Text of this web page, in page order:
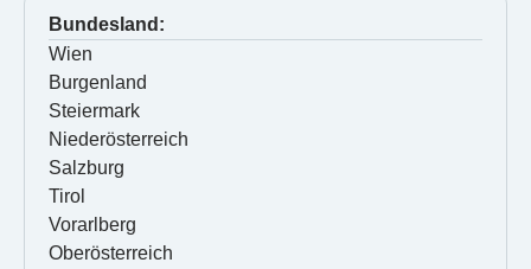
Bundesland:
Wien
Burgenland
Steiermark
Niederösterreich
Salzburg
Tirol
Vorarlberg
Oberösterreich